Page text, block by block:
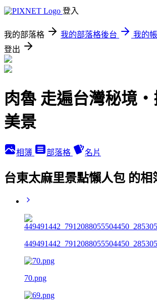
登入
我的部落格 我的部落格後台
我的
登出
肉魯 走遍台灣秘境
美景
相簿 部落格 名片
台東太麻里景點懶人包 的相
70.png